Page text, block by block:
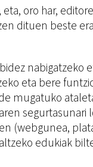
oro har,
dituen beste
eta bere
mugatuko
(webgunea,
edukiak